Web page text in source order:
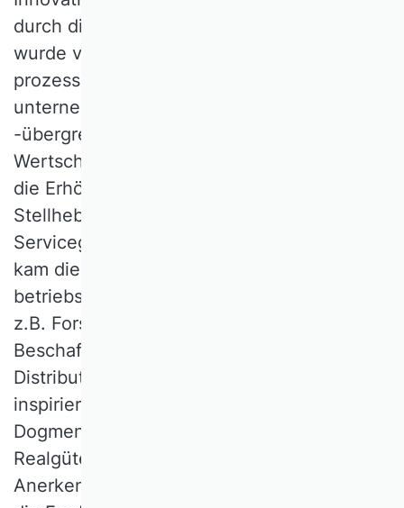
durch die Wissenschaft geprägt: SCM
wurde verknüpft mit dem Anspruch einer
prozessorientierten Gestaltung
unternehmensbezogener und
-übergreifender, mehrstufiger
Wertschöpfungsnetzwerke im Hinblick auf
die Erhöhung des Kundennutzens. Als
Stellhebel dienten ein verbesserter
Servicegrad und niedrigere Kosten. Dazu
kam die Integration weiterer
betriebswirtschaftlicher Teilbereiche wie
z.B. Forschung und Entwicklung oder auch
Beschaffungs-, Produktions- und
Distributionsmanagement. Dieser Anspruch
inspirierte die SC-Community zu wahren
Dogmenwechseln für die
Realgüterwirtschaft. Mit der zunehmenden
Anerkennung des SCM ging freilich auch